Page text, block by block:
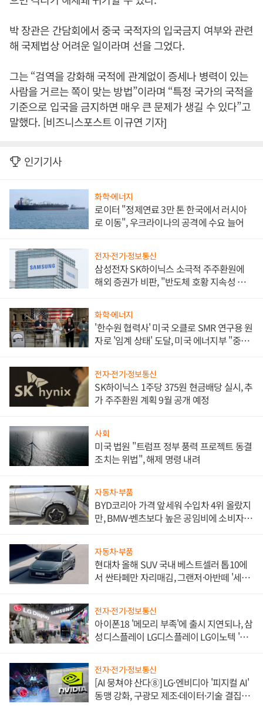
박 장관은 간담회에서 중국 국적자의 입국금지 여부와 관련
해 국제법상 어려운 일이라며 선을 그었다.
그는 “검역을 강화해 국적에 관계없이 증세나 병력이 있는
사람을 거르는 쪽이 맞는 방법”이라며 “특정 국가의 국적을
기준으로 입국을 금지하면 매우 큰 문제가 생길 수 있다”고
말했다. [비즈니스포스트 이규연 기자]
인기기사
화학·에너지
로이터 "정제연료 3만 톤 한국에서 러시아
로 이동", 우크라이나의 공격에 수요 늘어
전자·전기·정보통신
삼성전자 SK하이닉스 소극적 주주환원에
해외 증권가 비판, "반도체 호황 지속성 의
화학·에너지
'한수원 협력사' 미국 오클로 SMR 연구용 원
자로 '임계 상태' 도달, 미국 에너지부 "중요
전자·전기·정보통신
SK하이닉스 1주당 375원 현금배당 실시, 추
가 주주환원 계획 9월 공개 예정
사회
미국 법원 "트럼프 정부 풍력 프로젝트 동결
조치는 위법", 해제 명령 내려
자동차·부품
BYD코리아 가격 앞세워 수입차 4위 올랐지
만, BMW·벤츠보다 높은 공임비에 소비자
자동차·부품
현대차 올해 SUV 국내 베스트셀러 톱10에
서 싼타페만 자리매김, 그랜저·아반떼 '세단
전자·전기·정보통신
아이폰18 '메모리 부족'에 출시 지연되나, 삼
성디스플레이 LG디스플레이 LG이노텍 '탈
전자·전기·정보통신
[AI 뭉쳐야 산다⑧] LG·엔비디아 '피지컬 AI'
동맹 강화, 구광모 제조·데이터·기술 결집